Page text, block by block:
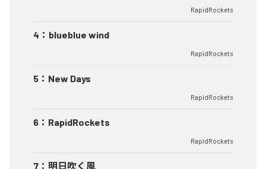
RapidRockets
4 ： blueblue wind
RapidRockets
5 ： New Days
RapidRockets
6 ： RapidRockets
RapidRockets
7 ： 明日吹く風